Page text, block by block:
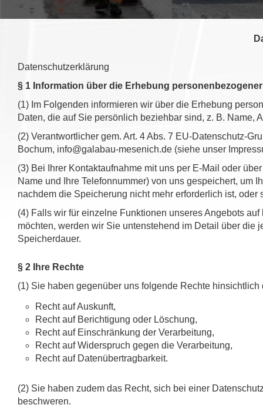
Datenschutzerklärung
§ 1 Information über die Erhebung
(1) Im Folgenden informieren wir über die Erhebung
Daten, die auf Sie persönlich beziehbar sind, z. B. Name,
(2) Verantwortlicher gem. Art. 4 Abs. 7 EU-Datenschutz-
Bochum, info@galabau-mesenich.de (siehe unser
(3) Bei Ihrer Kontaktaufnahme mit uns per E-Mail oder
Name und Ihre Telefonnummer) von uns gespeichert, um
nachdem die Speicherung nicht mehr erforderlich ist,
(4) Falls wir für einzelne Funktionen unseres Angebots
möchten, werden wir Sie untenstehend im Detail über
Speicherdauer.
§ 2 Ihre Rechte
(1) Sie haben gegenüber uns folgende Rechte
Recht auf Auskunft,
Recht auf Berichtigung oder Löschung,
Recht auf Einschränkung der Verarbeitung,
Recht auf Widerspruch gegen die Verarbeitung,
Recht auf Datenübertragbarkeit.
(2) Sie haben zudem das Recht, sich bei einer
beschweren.